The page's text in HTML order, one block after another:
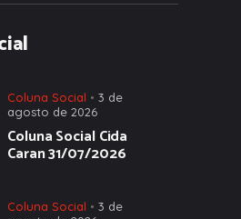
Coluna Social
3 de
agosto de 2026
Coluna Social Cida
Caran 31/07/2026
Coluna Social
3 de